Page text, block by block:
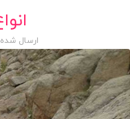
ارسال